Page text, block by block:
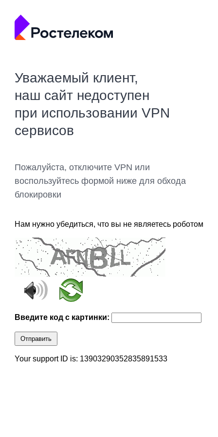
Уважаемый клиент,
наш сайт недоступен
при использовании VPN
сервисов
Пожалуйста, отключите VPN или
воспользуйтесь формой ниже для обхода
блокировки
Нам нужно убедиться, что вы не являетесь роботом
Введите код с картинки:
Отправить
Your support ID is: 13903290352835891533